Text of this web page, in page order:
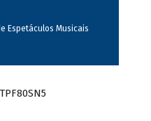
Espetáculos Musicais